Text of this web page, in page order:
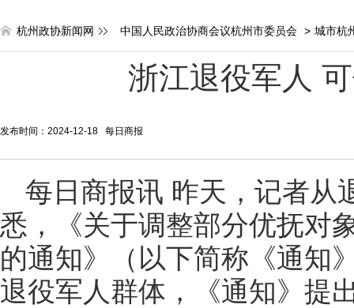
杭州政协新闻网 中国人民政治协商会议杭州市委员会 > 城市杭
浙江退役军人
发布时间：2024-12-18 每日商报
每日商报讯 昨天，记者从
悉，《关于调整部分优抚对
的通知》（以下简称《通知
退役军人群体，《通知》提